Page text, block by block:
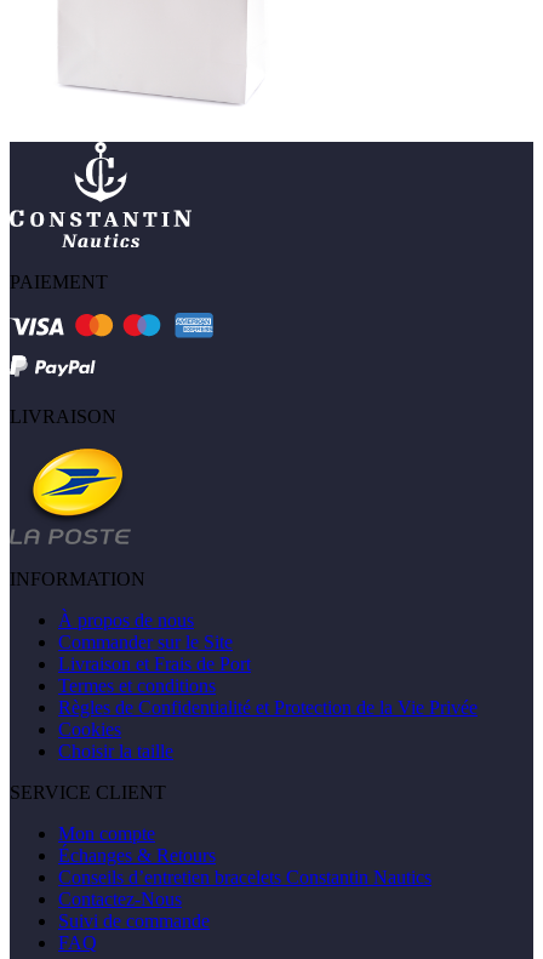
PAIEMENT
LIVRAISON
INFORMATION
À propos de nous
Commander sur le Site
Livraison et Frais de Port
Termes et conditions
Règles de Confidentialité et Protection de la Vie Privée
Cookies
Choisir la taille
SERVICE CLIENT
Mon compte
Échanges & Retours
Conseils d’entretien bracelets Constantin Nautics
Contactez-Nous
Suivi de commande
FAQ